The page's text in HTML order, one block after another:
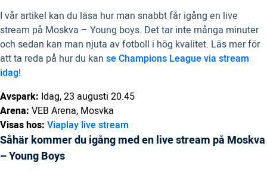
I vår artikel kan du läsa hur man snabbt får igång en live
stream på Moskva – Young boys. Det tar inte många minuter
och sedan kan man njuta av fotboll i hög kvalitet. Läs mer för
att ta reda på hur du kan se Champions League via stream
idag!
Avspark: Idag, 23 augusti 20.45
Arena: VEB Arena, Mosvka
Visas hos: Viaplay live stream
Såhär kommer du igång med en live stream på Moskva
– Young Boys